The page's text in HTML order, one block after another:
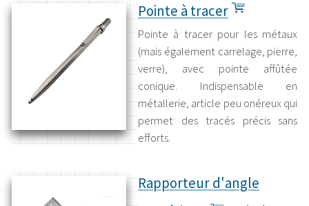
Pointe à tracer
Pointe à tracer pour les métaux
(mais également carrelage, pierre,
verre), avec pointe affûtée
conique. Indispensable en
métallerie, article peu onéreux qui
permet des tracés précis sans
efforts.
Rapporteur d'angle